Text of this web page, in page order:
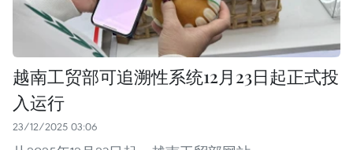
越南工贸部可追溯性系统12月23日起正式投
入运行
23/12/2025 03:06